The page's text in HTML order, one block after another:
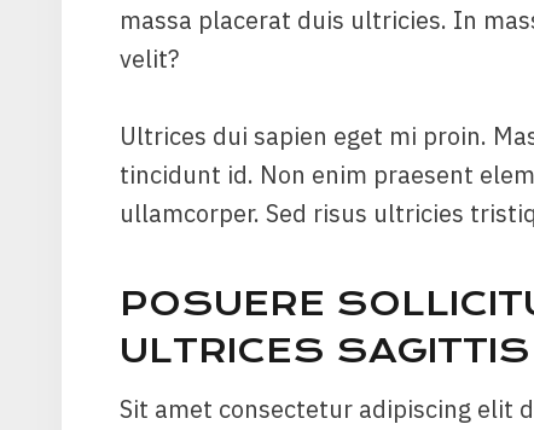
massa placerat duis ultricies. In
velit?
Ultrices dui sapien eget mi proin.
tincidunt id. Non enim praesent
ullamcorper. Sed risus ultricies
POSUERE
ULTRICES
Sit amet consectetur adipiscing elit